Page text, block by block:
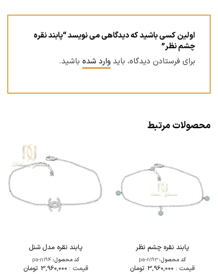
اولین کسی باشید که دیدگاهی می نویسد “پابند نقره
چشم نظر”
برای فرستادن دیدگاه، باید وارد شده باشید.
محصولات مرتبط
پابند نقره چشم نظر
کد محصول:pa-n193
قیمت : 3,960,000 تومان
پابند نقره مدل شنل
کد محصول:pa-n194
قیمت : 3,960,000 تومان